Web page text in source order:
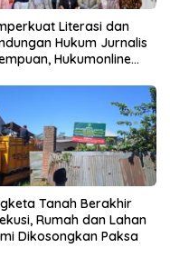
Literasi dan
Hukum Jurnalis
Hukumonline
Tanah Berakhir
Rumah dan Lahan
Dikosongkan Paksa